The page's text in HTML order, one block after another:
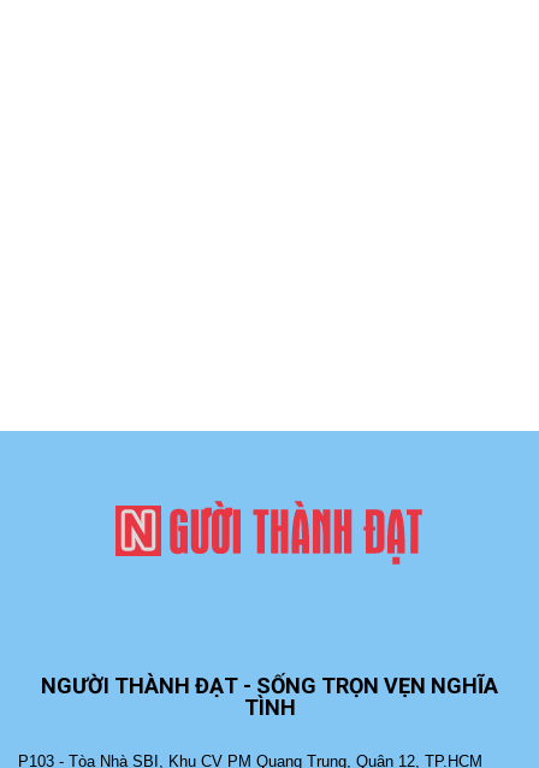
NGƯỜI THÀNH ĐẠT - SỐNG TRỌN VẸN NGHĨA
TÌNH
P103 - Tòa Nhà SBI, Khu CV PM Quang Trung, Quận 12, TP.HCM